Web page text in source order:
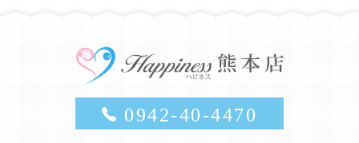
0942-40-4470